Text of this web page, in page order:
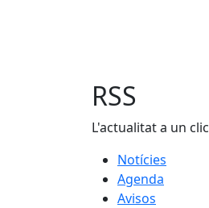
RSS
L'actualitat a un clic
Notícies
Agenda
Avisos